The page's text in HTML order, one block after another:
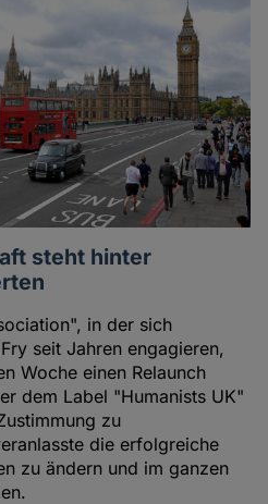
steht hinter
in der sich
seit Jahren engagieren,
Woche einen Relaunch
dem Label "Humanists UK"
zu
die erfolgreiche
zu ändern und im ganzen